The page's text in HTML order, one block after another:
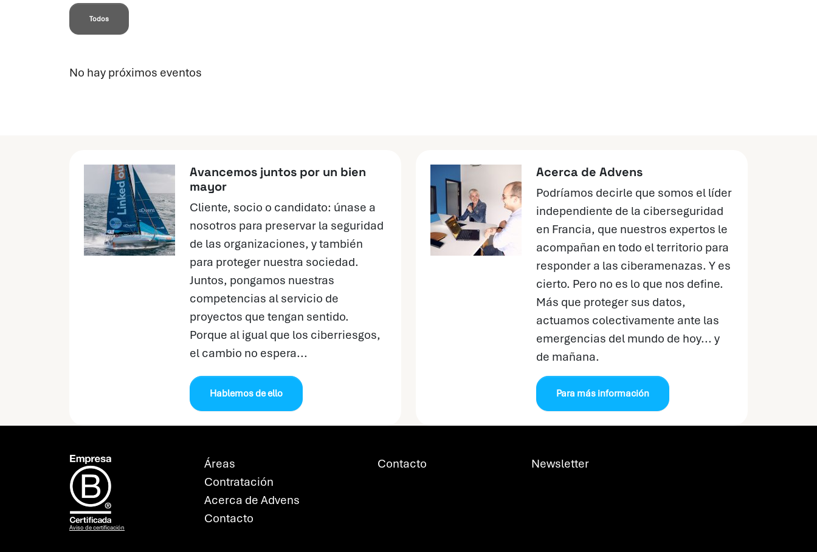
Todos
No hay próximos eventos
Avancemos juntos por un bien
mayor
Cliente, socio o candidato: únase a
nosotros para preservar la seguridad
de las organizaciones, y también
para proteger nuestra sociedad.
Juntos, pongamos nuestras
competencias al servicio de
proyectos que tengan sentido.
Porque al igual que los ciberriesgos,
el cambio no espera...
Hablemos de ello
Acerca de Advens
Podríamos decirle que somos el líder
independiente de la ciberseguridad
en Francia, que nuestros expertos le
acompañan en todo el territorio para
responder a las ciberamenazas. Y es
cierto. Pero no es lo que nos define.
Más que proteger sus datos,
actuamos colectivamente ante las
emergencias del mundo de hoy... y
de mañana.
Para más información
Aviso de certificación
Áreas
Contratación
Acerca de Advens
Contacto
Contacto Newsletter